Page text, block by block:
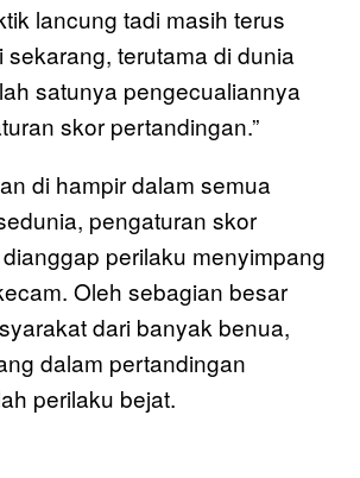
lancung tadi masih terus
sekarang, terutama di dunia
satunya pengecualiannya
skor pertandingan.”
di hampir dalam semua
pengaturan skor
perilaku menyimpang
Oleh sebagian besar
dari banyak benua,
dalam pertandingan
perilaku bejat.